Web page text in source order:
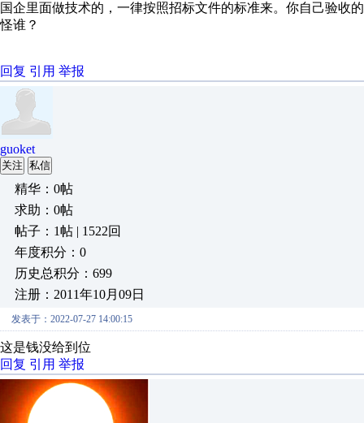
国企里面做技术的，一律按照招标文件的标准来。 你自己验收
怪谁？
回复 引用 举报
guoket
关注 私信
精华：0帖
求助：0帖
帖子：1帖 | 1522回
年度积分：0
历史总积分：699
注册：2011年10月09日
发表于：2022-07-27 14:00:15
这是钱没给到位
回复 引用 举报